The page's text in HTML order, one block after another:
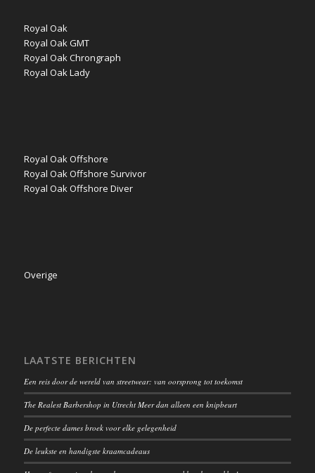
Royal Oak
Royal Oak GMT
Royal Oak Chrongraph
Royal Oak Lady
Royal Oak Offshore
Royal Oak Offshore Survivor
Royal Oak Offshore Diver
Overige
LAATSTE BERICHTEN
Een reis door de wereld van streetwear: van oorsprong tot toekomst
The Realest Barbershop in Utrecht Meer dan alleen een knipbeurt
De perfecte dames broek voor elke gelegenheid
De leukste en handigste kraamcadeaus